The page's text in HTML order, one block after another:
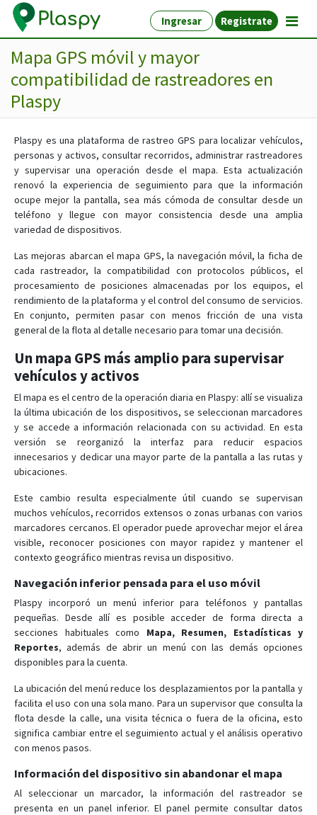
Ingresar Registrate
Mapa GPS móvil y mayor
compatibilidad de rastreadores en
Plaspy
Plaspy es una plataforma de rastreo GPS para localizar vehículos,
personas y activos, consultar recorridos, administrar rastreadores
y supervisar una operación desde el mapa. Esta actualización
renovó la experiencia de seguimiento para que la información
ocupe mejor la pantalla, sea más cómoda de consultar desde un
teléfono y llegue con mayor consistencia desde una amplia
variedad de dispositivos.
Las mejoras abarcan el mapa GPS, la navegación móvil, la ficha de
cada rastreador, la compatibilidad con protocolos públicos, el
procesamiento de posiciones almacenadas por los equipos, el
rendimiento de la plataforma y el control del consumo de servicios.
En conjunto, permiten pasar con menos fricción de una vista
general de la flota al detalle necesario para tomar una decisión.
Un mapa GPS más amplio para supervisar
vehículos y activos
El mapa es el centro de la operación diaria en Plaspy: allí se visualiza
la última ubicación de los dispositivos, se seleccionan marcadores
y se accede a información relacionada con su actividad. En esta
versión se reorganizó la interfaz para reducir espacios
innecesarios y dedicar una mayor parte de la pantalla a las rutas y
ubicaciones.
Este cambio resulta especialmente útil cuando se supervisan
muchos vehículos, recorridos extensos o zonas urbanas con varios
marcadores cercanos. El operador puede aprovechar mejor el área
visible, reconocer posiciones con mayor rapidez y mantener el
contexto geográfico mientras revisa un dispositivo.
Navegación inferior pensada para el uso móvil
Plaspy incorporó un menú inferior para teléfonos y pantallas
pequeñas. Desde allí es posible acceder de forma directa a
secciones habituales como Mapa, Resumen, Estadísticas y
Reportes, además de abrir un menú con las demás opciones
disponibles para la cuenta.
La ubicación del menú reduce los desplazamientos por la pantalla y
facilita el uso con una sola mano. Para un supervisor que consulta la
flota desde la calle, una visita técnica o fuera de la oficina, esto
significa cambiar entre el seguimiento actual y el análisis operativo
con menos pasos.
Información del dispositivo sin abandonar el mapa
Al seleccionar un marcador, la información del rastreador se
presenta en un panel inferior. El panel permite consultar datos